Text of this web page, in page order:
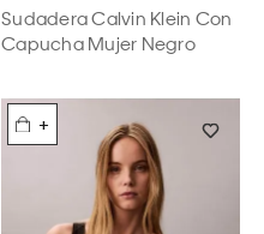
Sudadera Calvin Klein Con
Capucha Mujer Negro
+